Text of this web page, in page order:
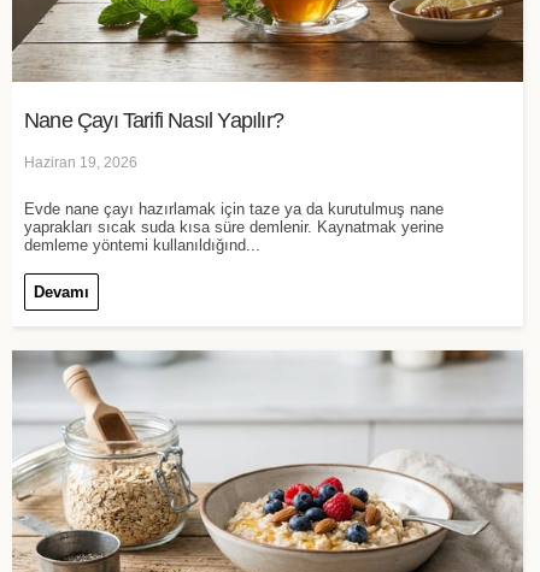
Nane Çayı Tarifi Nasıl Yapılır?
Haziran 19, 2026
Evde nane çayı hazırlamak için taze ya da kurutulmuş nane
yaprakları sıcak suda kısa süre demlenir. Kaynatmak yerine
demleme yöntemi kullanıldığınd...
Devamı